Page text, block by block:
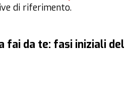
di riferimento.
fai da te: fasi iniziali del